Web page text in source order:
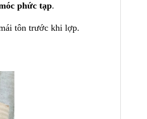
phức tạp.
tôn trước khi lợp.